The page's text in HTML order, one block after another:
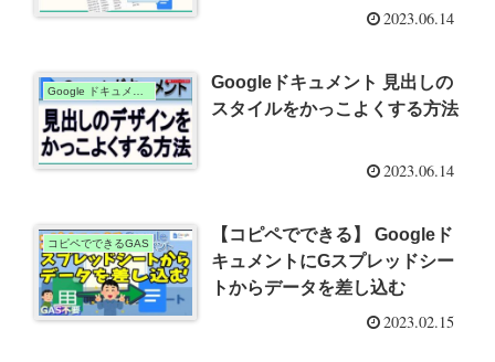
2023.06.14
Google ドキュメント
Googleドキュメント 見出しの
スタイルをかっこよくする方法
2023.06.14
コピペでできるGAS
【コピペでできる】 Googleド
キュメントにGスプレッドシー
トからデータを差し込む
2023.02.15